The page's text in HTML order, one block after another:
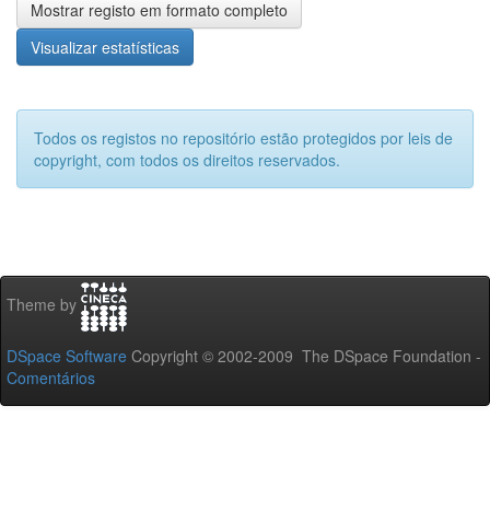
Mostrar registo em formato completo
Visualizar estatísticas
Todos os registos no repositório estão protegidos por leis de
copyright, com todos os direitos reservados.
Theme by
DSpace Software Copyright © 2002-2009 The DSpace Foundation -
Comentários